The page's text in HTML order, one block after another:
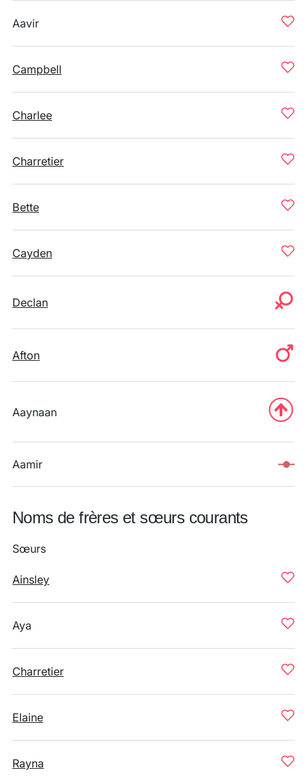
Aavir
Campbell
Charlee
Charretier
Bette
Cayden
Declan
Afton
Aaynaan
Aamir
Noms de frères et sœurs courants
Sœurs
Ainsley
Aya
Charretier
Elaine
Rayna